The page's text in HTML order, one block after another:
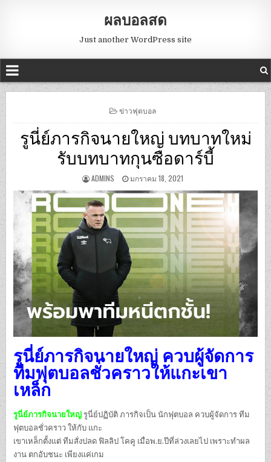
ผลบอลสด
Just another WordPress site
POSTED
ข่าวฟุตบอล
รูนี่ย์ภารกิจนายใหญ่ บทบาทใหม่
รับบทบาทกุนซือดาร์บี้
ADMINS มกราคม 18, 2021
รูนี่ย์ภารกิจนายใหญ่ ควบผู้จัดการ
ทีมฟุตบอลชั่วคราวให้แกะเขา
เหล็ก
รูนี่ย์ภารกิจนายใหญ่ รูนี่ย์ปฏิบัติ ภารกิจเป็น นักฟุตบอล ควบผู้จัดการ ทีม
ฟุตบอลชั่วคราว ให้กับ แกะ
เขาเหล็กตั้งแต่ ทีมสั่งปลด ฟิลลิป โคคู เมื่อพ.ย.ปีที่ล่วงเลยไป เพราะทำผล
งาน ตกอับชนะ เพียงแค่เกม